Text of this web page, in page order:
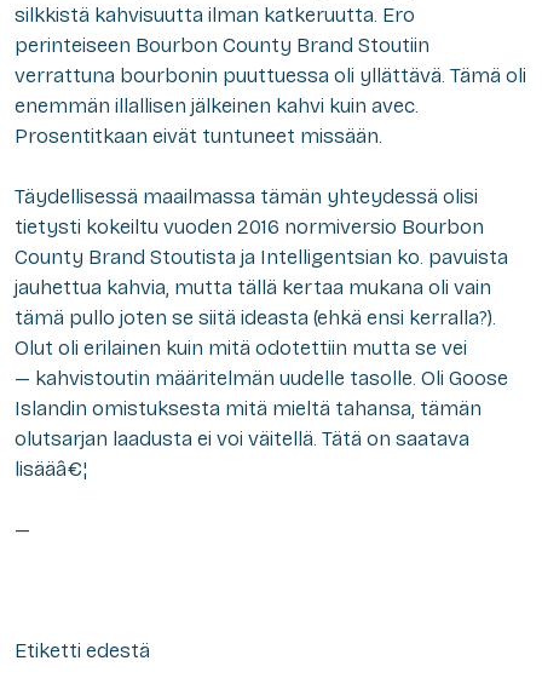
silkkistä kahvisuutta ilman katkeruutta. Ero
perinteiseen Bourbon County Brand Stoutiin
verrattuna bourbonin puuttuessa oli yllättävä. Tämä oli
enemmän illallisen jälkeinen kahvi kuin avec.
Prosentitkaan eivät tuntuneet missään.
Täydellisessä maailmassa tämän yhteydessä olisi
tietysti kokeiltu vuoden 2016 normiversio Bourbon
County Brand Stoutista ja Intelligentsian ko. pavuista
jauhettua kahvia, mutta tällä kertaa mukana oli vain
tämä pullo joten se siitä ideasta (ehkä ensi kerralla?).
Olut oli erilainen kuin mitä odotettiin mutta se vei
— kahvistoutin määritelmän uudelle tasolle. Oli Goose
Islandin omistuksesta mitä mieltä tahansa, tämän
olutsarjan laadusta ei voi väitellä. Tätä on saatava
lisääâ€¦
—
Etiketti edestä